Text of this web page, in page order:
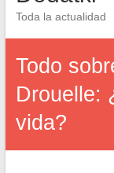
Toda la actualidad
Todo
Drouelle:
vida?